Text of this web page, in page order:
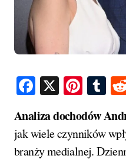
Facebook
X
Analiza dochodów
jak wiele czynników
branży medialnej.